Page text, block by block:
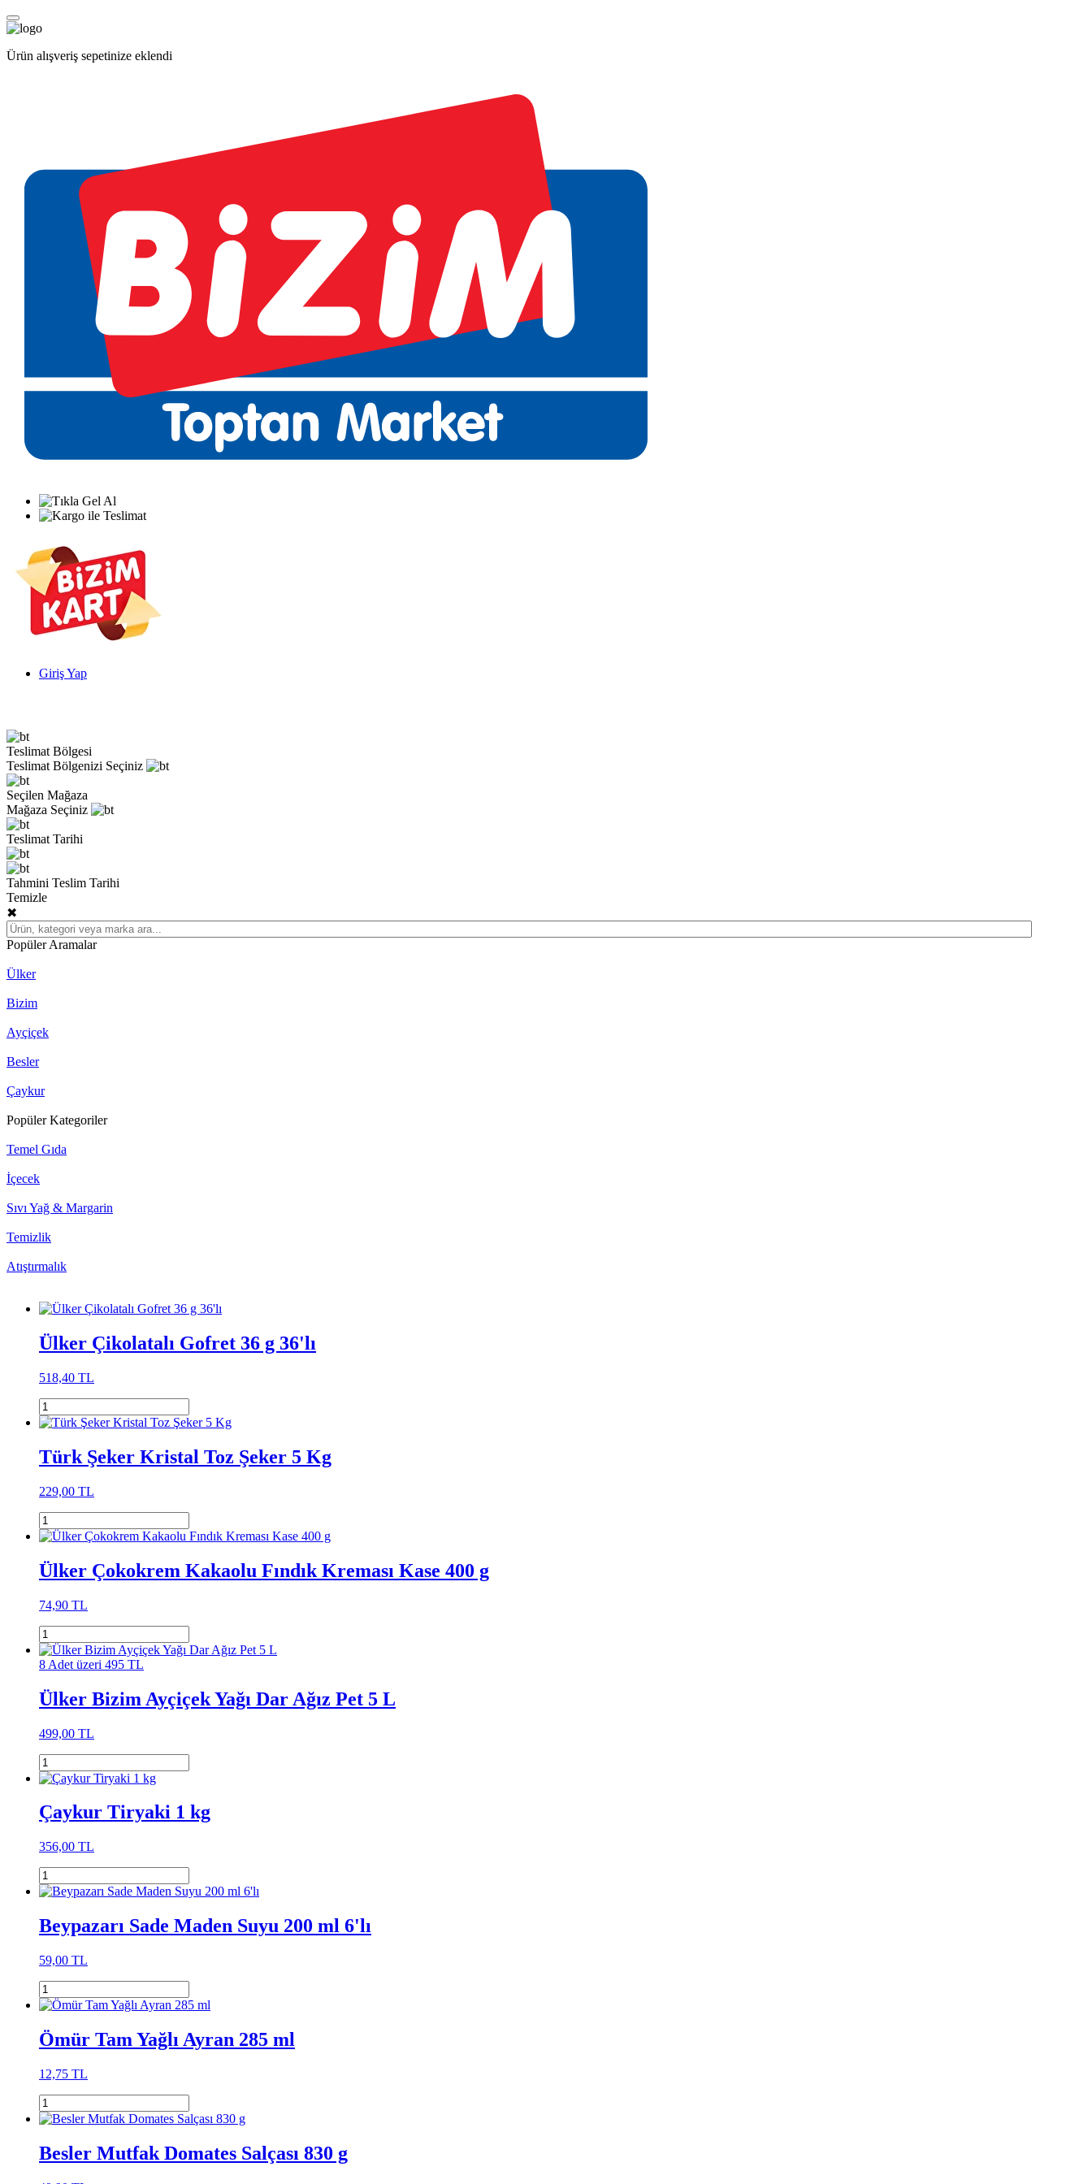
Ürün alışveriş sepetinize eklendi
Giriş Yap
Teslimat Bölgesi
Teslimat Bölgenizi Seçiniz
Seçilen Mağaza
Mağaza Seçiniz
Teslimat Tarihi
Tahmini Teslim Tarihi
Temizle
✖
Popüler Aramalar
Ülker
Bizim
Ayçiçek
Besler
Çaykur
Popüler Kategoriler
Temel Gıda
İçecek
Sıvı Yağ & Margarin
Temizlik
Atıştırmalık
Ülker Çikolatalı Gofret 36 g 36'lı
518,40 TL
Türk Şeker Kristal Toz Şeker 5 Kg
229,00 TL
Ülker Çokokrem Kakaolu Fındık Kreması Kase 400 g
74,90 TL
8 Adet üzeri 495 TL
Ülker Bizim Ayçiçek Yağı Dar Ağız Pet 5 L
499,00 TL
Çaykur Tiryaki 1 kg
356,00 TL
Beypazarı Sade Maden Suyu 200 ml 6'lı
59,00 TL
Ömür Tam Yağlı Ayran 285 ml
12,75 TL
Besler Mutfak Domates Salçası 830 g